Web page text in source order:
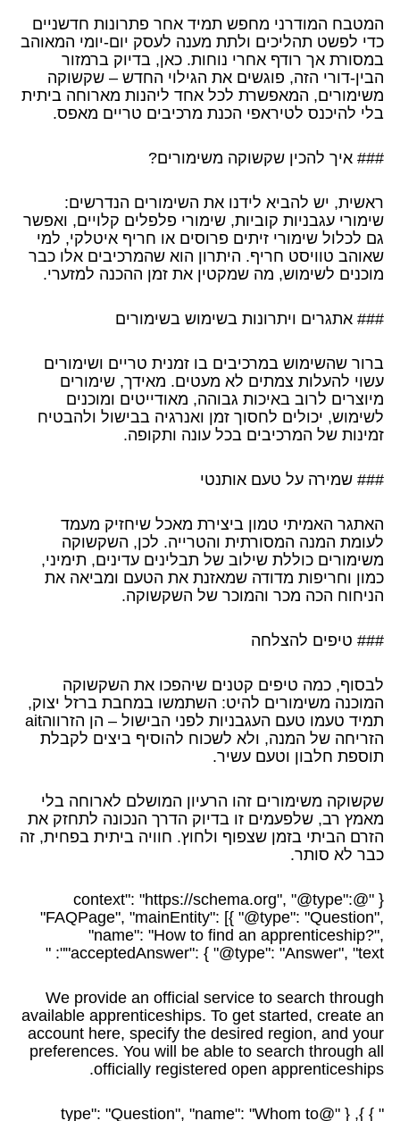
המטבח המודרני מחפש תמיד אחר פתרונות חדשניים
כדי לפשט תהליכים ולתת מענה לעסק יום-יומי המאוהב
במסורת אך רודף אחרי נוחות. כאן, בדיוק ברמזור
הבין-דורי הזה, פוגשים את הגילוי החדש – שקשוקה
משימורים, המאפשרת לכל אחד ליהנות מארוחה ביתית
בלי להיכנס לטיראפי הכנת מרכיבים טריים מאפס.
### איך להכין שקשוקה משימורים?
ראשית, יש להביא לידנו את השימורים הנדרשים:
שימורי עגבניות קוביות, שימורי פלפלים קלויים, ואפשר
גם לכלול שימורי זיתים פרוסים או חריף איטלקי, למי
שאוהב טוויסט חריף. היתרון הוא שהמרכיבים אלו כבר
מוכנים לשימוש, מה שמקטין את זמן ההכנה למזערי.
### אתגרים ויתרונות בשימוש בשימורים
ברור שהשימוש במרכיבים בו זמנית טריים ושימורים
עשוי להעלות צמתים לא מעטים. מאידך, שימורים
מיוצרים לרוב באיכות גבוהה, מאודייטים ומוכנים
לשימוש, יכולים לחסוך זמן ואנרגיה בבישול ולהבטיח
זמינות של המרכיבים בכל עונה ותקופה.
### שמירה על טעם אותנטי
האתגר האמיתי טמון ביצירת מאכל שיחזיק מעמד
לעומת המנה המסורתית והטרייה. לכן, השקשוקה
משימורים כוללת שילוב של תבלינים עדינים, תימיני,
כמון וחריפות מדודה שמאזנת את הטעם ומביאה את
הניחוח הכה מכר והמוכר של השקשוקה.
### טיפים להצלחה
לבסוף, כמה טיפים קטנים שיהפכו את השקשוקה
המוכנה משימורים להיט: השתמשו במחבת ברזל יצוק,
תמיד טעמו טעם העגבניות לפני הבישול – הן הזרווהait
הזריחה של המנה, ולא לשכוח להוסיף ביצים לקבלת
תוספת חלבון וטעם עשיר.
שקשוקה משימורים זהו הרעיון המושלם לארוחה בלי
מאמץ רב, שלפעמים זו בדיוק הדרך הנכונה לתחזק את
הזרם הביתי בזמן שצפוף ולחוץ. חוויה ביתית בפחית, זה
כבר לא סותר.
{ "@context": "https://schema.org", "@type":
"FAQPage", "mainEntity": [{ "@type": "Question",
"name": "How to find an apprenticeship?",
"acceptedAnswer": { "@type": "Answer", "text": "
We provide an official service to search through
available apprenticeships. To get started, create an
account here, specify the desired region, and your
preferences. You will be able to search through all
officially registered open apprenticeships.
" } }, { "@type": "Question", "name": "Whom to